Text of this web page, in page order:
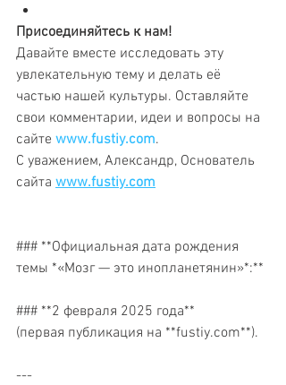
Присоединяйтесь к нам!
Давайте вместе исследовать эту
увлекательную тему и делать её
частью нашей культуры. Оставляйте
свои комментарии, идеи и вопросы на
сайте www.fustiy.com.
С уважением, Александр, Основатель
сайта www.fustiy.com
### **Официальная дата рождения
темы *«Мозг — это инопланетянин»*:**
### **2 февраля 2025 года**
(первая публикация на **fustiy.com**).
---